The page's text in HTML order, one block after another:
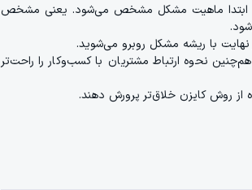
ابتدا ماهیت مشکل مشخص می‌شود. یعنی مشخص
نهایت با ریشه مشکل روبرو می‌شوید.
نحوه ارتباط مشتریان با کسب‌و‌کار را راحت‌تر
از روش کایزن خلاق‌تر پرورش دهند.